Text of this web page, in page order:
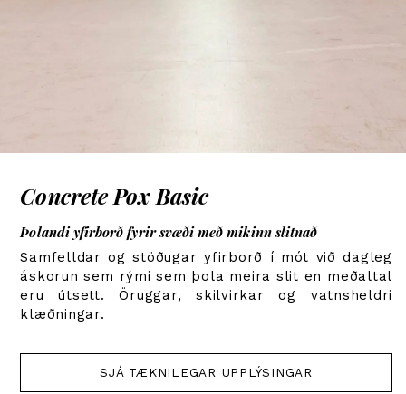
Concrete Pox Basic
Þolandi yfirborð fyrir svæði með mikinn slitnað
Samfelldar og stöðugar yfirborð í mót við dagleg
áskorun sem rými sem þola meira slit en meðaltal
eru útsett. Öruggar, skilvirkar og vatnsheldri
klæðningar.
SJÁ TÆKNILEGAR UPPLÝSINGAR